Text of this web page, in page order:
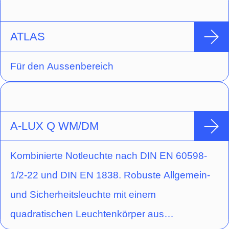
Kunststoff) gefertigt, das Unterteil besteht aus
Stahlblech. Sehr schnelle, schraubenlose
bzw. 2.500lm und als Einzelbatterieleuchte
1.000lm.
ATLAS
Für den Aussenbereich
A-LUX Q WM/DM
Kombinierte Notleuchte nach DIN EN 60598-
1/2-22 und DIN EN 1838. Robuste Allgemein-
und Sicherheitsleuchte mit einem
quadratischen Leuchtenkörper aus